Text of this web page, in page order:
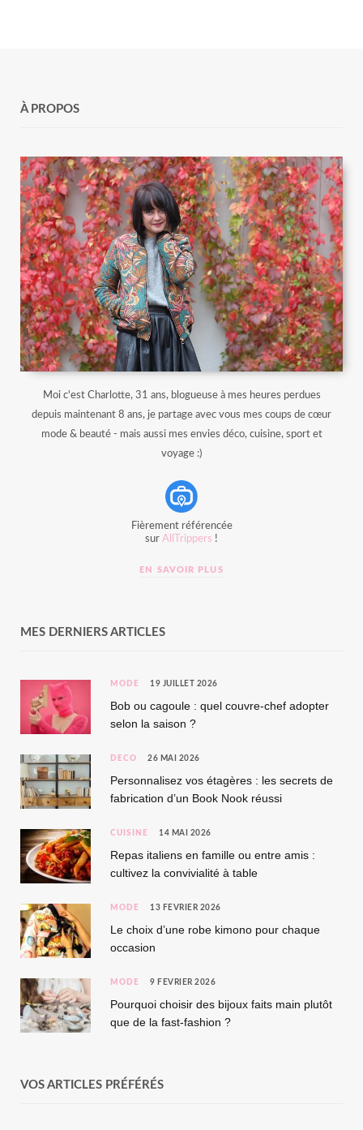
À PROPOS
Moi c'est Charlotte, 31 ans, blogueuse à mes heures perdues
depuis maintenant 8 ans, je partage avec vous mes coups de cœur
mode & beauté - mais aussi mes envies déco, cuisine, sport et
voyage :)
Fièrement référencée
sur AllTrippers !
EN SAVOIR PLUS
MES DERNIERS ARTICLES
MODE 19 JUILLET 2026
Bob ou cagoule : quel couvre-chef adopter
selon la saison ?
DÉCO 26 MAI 2026
Personnalisez vos étagères : les secrets de
fabrication d’un Book Nook réussi
CUISINE 14 MAI 2026
Repas italiens en famille ou entre amis :
cultivez la convivialité à table
MODE 13 FÉVRIER 2026
Le choix d’une robe kimono pour chaque
occasion
MODE 9 FÉVRIER 2026
Pourquoi choisir des bijoux faits main plutôt
que de la fast-fashion ?
VOS ARTICLES PRÉFÉRÉS